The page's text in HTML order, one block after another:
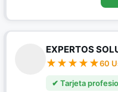
EXPERTOS
60
✔ Tarjeta